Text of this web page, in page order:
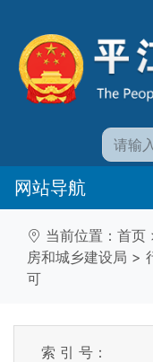
网站导航
当前位置： 首页
房和城乡建设局 >
可
索 引 号：